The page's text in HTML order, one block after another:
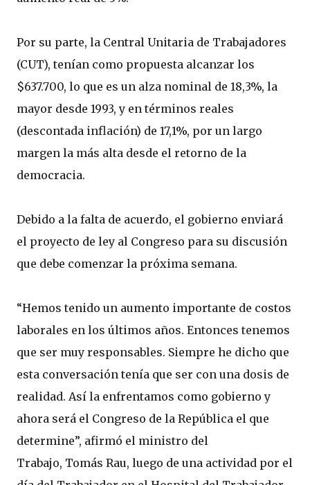
Por su parte, la Central Unitaria de Trabajadores
(CUT), tenían como propuesta alcanzar los
$637.700, lo que es un alza nominal de 18,3%, la
mayor desde 1993, y en términos reales
(descontada inflación) de 17,1%, por un largo
margen la más alta desde el retorno de la
democracia.
Debido a la falta de acuerdo, el gobierno enviará
el proyecto de ley al Congreso para su discusión
que debe comenzar la próxima semana.
“Hemos tenido un aumento importante de costos
laborales en los últimos años. Entonces tenemos
que ser muy responsables. Siempre he dicho que
esta conversación tenía que ser con una dosis de
realidad. Así la enfrentamos como gobierno y
ahora será el Congreso de la República el que
determine”, afirmó el ministro del
Trabajo, Tomás Rau, luego de una actividad por el